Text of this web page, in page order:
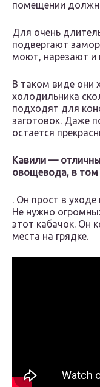
помещении
Для очень
подвергают
моют, нарезают и
В таком виде они
холодильника
подходят для
заготовок. Даже
остается
Кавили —
овощевода, в том
. Он прост в
Не нужно
этот кабачок. Он
места на грядке.